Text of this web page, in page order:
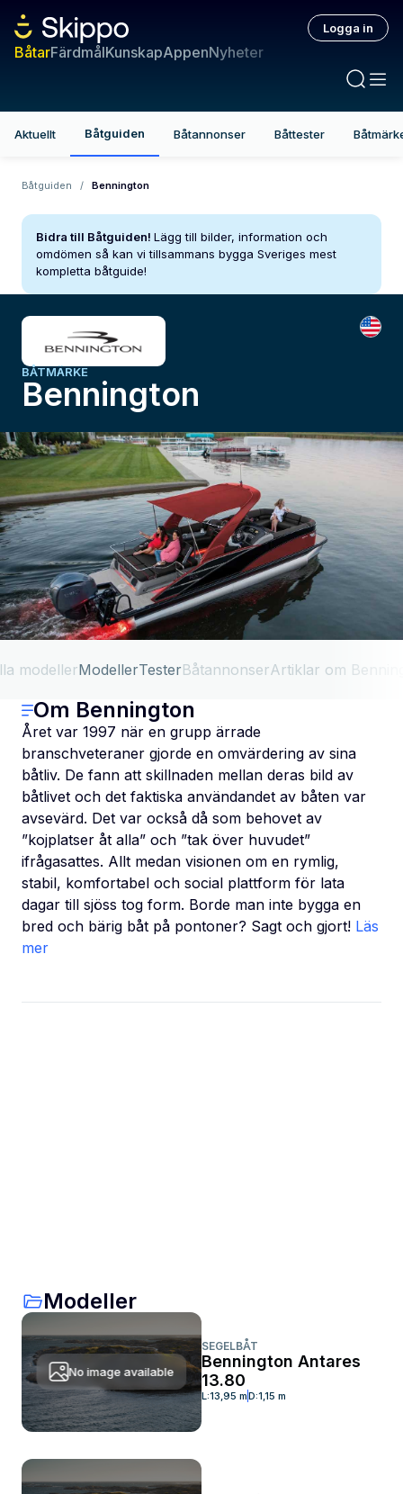
BåtarFärdmålKunskapAppenNyheter
Logga in
Aktuellt Båtguiden Båtannonser Båttester
Båtguiden / Bennington
Bidra till Båtguiden! Lägg till bilder, information och
omdömen så kan vi tillsammans bygga Sveriges mest
kompletta båtguide!
BÅTMÄRKE
Bennington
modellerModellerTesterBåtannonserArtiklar om
Om Bennington
Året var 1997 när en grupp ärrade
branschveteraner gjorde en omvärdering av sina
båtliv. De fann att skillnaden mellan deras bild av
båtlivet och det faktiska användandet av båten var
avsevärd. Det var också då som behovet av
”kojplatser åt alla” och ”tak över huvudet”
ifrågasattes. Allt medan visionen om en rymlig,
stabil, komfortabel och social plattform för lata
dagar till sjöss tog form. Borde man inte bygga en
bred och bärig båt på pontoner? Sagt och gjort! Läs
mer
Modeller
No image available
SEGELBÅT
Bennington Antares
13.80
L:13,95 mD:1,15 m